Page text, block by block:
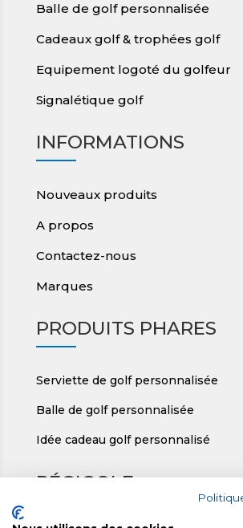
Balle de golf personnalisée
Cadeaux golf & trophées golf
Equipement logoté du golfeur
Signalétique golf
INFORMATIONS
Nouveaux produits
A propos
Contactez-nous
Marques
PRODUITS PHARES
Serviette de golf personnalisée
Balle de golf personnalisée
Idée cadeau golf personnalisé
RÉGIGOLF